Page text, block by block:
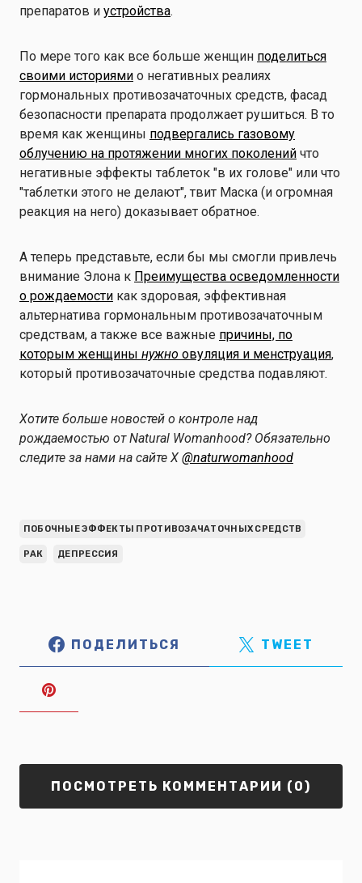
препаратов и устройства.
По мере того как все больше женщин поделиться
своими историями о негативных реалиях
гормональных противозачаточных средств, фасад
безопасности препарата продолжает рушиться. В то
время как женщины подвергались газовому
облучению на протяжении многих поколений что
негативные эффекты таблеток "в их голове" или что
"таблетки этого не делают", твит Маска (и огромная
реакция на него) доказывает обратное.
А теперь представьте, если бы мы смогли привлечь
внимание Элона к Преимущества осведомленности
о рождаемости как здоровая, эффективная
альтернатива гормональным противозачаточным
средствам, а также все важные причины, по
которым женщины нужно овуляция и менструация,
который противозачаточные средства подавляют.
Хотите больше новостей о контроле над
рождаемостью от Natural Womanhood? Обязательно
следите за нами на сайте X @naturwomanhood
ПОБОЧНЫЕ ЭФФЕКТЫ ПРОТИВОЗАЧАТОЧНЫХ СРЕДСТВ
РАК ДЕПРЕССИЯ
ПОДЕЛИТЬСЯ TWEET
ПОСМОТРЕТЬ КОММЕНТАРИИ (0)